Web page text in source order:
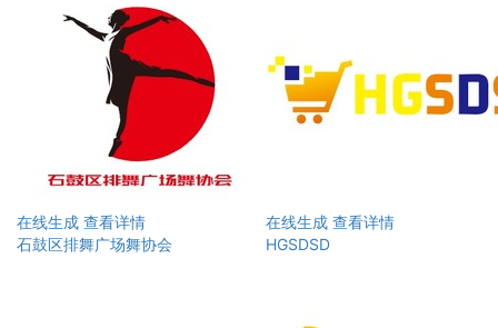
在线生成 查看详情
石鼓区排舞广场舞协会
在线生成 查看详情
HGSDSD